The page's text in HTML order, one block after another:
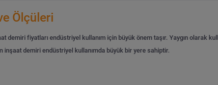
Ölçüleri
fiyatları endüstriyel kullanım için büyük önem taşır. Yaygın olarak
inşaat demiri endüstriyel kullanımda büyük bir yere sahiptir.